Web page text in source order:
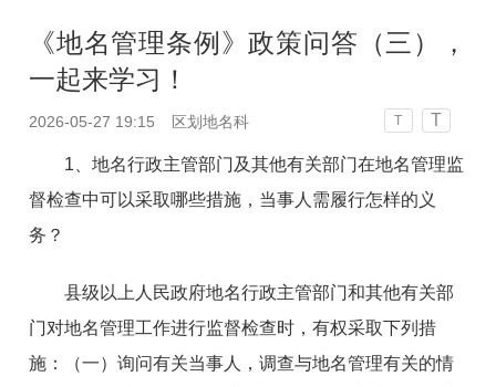
《地名管理条例》政策问答（三），
一起来学习！
2026-05-27 19:15 区划地名科 T T
1、地名行政主管部门及其他有关部门在地名管理监
督检查中可以采取哪些措施，当事人需履行怎样的义
务？
县级以上人民政府地名行政主管部门和其他有关部
门对地名管理工作进行监督检查时，有权采取下列措
施：（一）询问有关当事人，调查与地名管理有关的情